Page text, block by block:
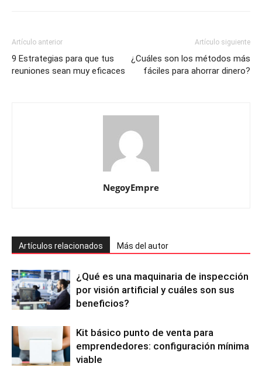
Artículo anterior
9 Estrategias para que tus
reuniones sean muy eficaces
Artículo siguiente
¿Cuáles son los métodos más
fáciles para ahorrar dinero?
NegoyEmpre
Artículos relacionados Más del autor
¿Qué es una maquinaria de inspección
por visión artificial y cuáles son sus
beneficios?
Kit básico punto de venta para
emprendedores: configuración mínima
viable